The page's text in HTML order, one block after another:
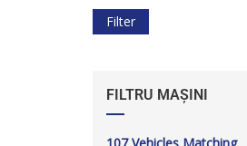
Filter
FILTRU MAȘINI